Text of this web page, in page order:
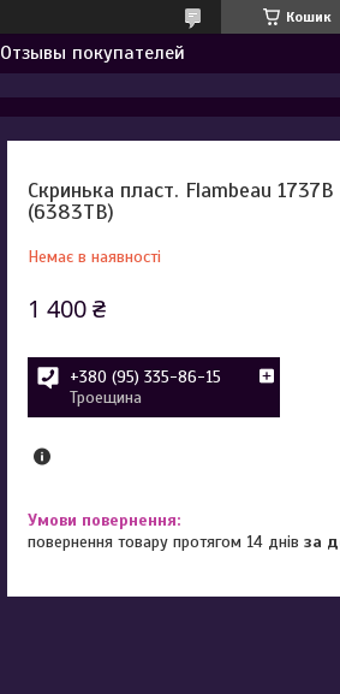
Кошик
Отзывы покупателей
Скринька пласт. Flambeau 1737B
(6383TB)
Немає в наявності
1 400 ₴
+380 (95) 335-86-15
Троещина
повернення товару протягом 14 днівза